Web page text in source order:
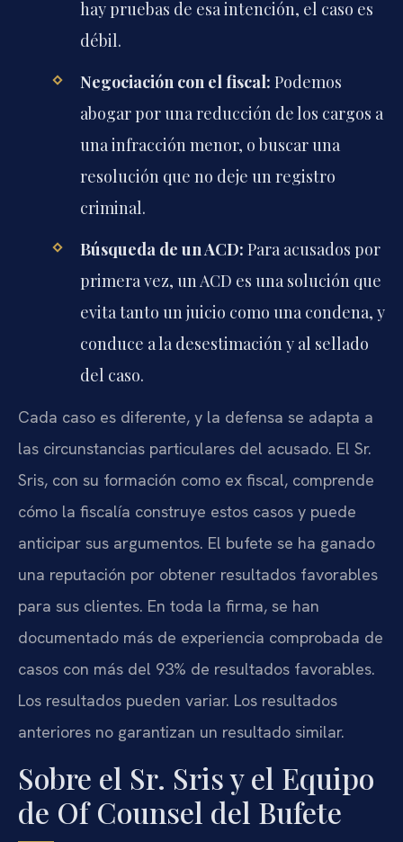
hay pruebas de esa intención, el caso es
débil.
Negociación con el fiscal: Podemos
abogar por una reducción de los cargos a
una infracción menor, o buscar una
resolución que no deje un registro
criminal.
Búsqueda de un ACD: Para acusados por
primera vez, un ACD es una solución que
evita tanto un juicio como una condena, y
conduce a la desestimación y al sellado
del caso.
Cada caso es diferente, y la defensa se adapta a
las circunstancias particulares del acusado. El Sr.
Sris, con su formación como ex fiscal, comprende
cómo la fiscalía construye estos casos y puede
anticipar sus argumentos. El bufete se ha ganado
una reputación por obtener resultados favorables
para sus clientes. En toda la firma, se han
documentado más de experiencia comprobada de
casos con más del 93% de resultados favorables.
Los resultados pueden variar. Los resultados
anteriores no garantizan un resultado similar.
Sobre el Sr. Sris y el Equipo
de Of Counsel del Bufete